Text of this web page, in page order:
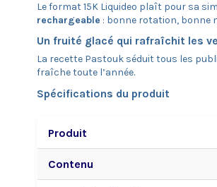
Le format 15K Liquideo plaît pour sa
rechargeable : bonne rotation, bonne
Un fruité glacé qui rafraîchit les
La recette Pastouk séduit tous les
fraîche toute l’année.
Spécifications du produit
Produit
Contenu